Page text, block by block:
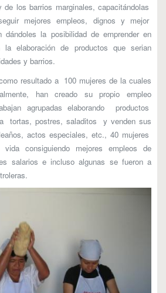
los barrios marginales, capacitándolas
mejores empleos, dignos y mejor
dándoles la posibilidad de emprender en
elaboración de productos que serian
y barrios.
resultado a 100 mujeres de la cuales
han creado su propio empleo
agrupadas elaborando productos
tortas, postres, saladitos y venden sus
actos especiales, etc., 40 mujeres
consiguiendo mejores empleos de
salarios e incluso algunas se fueron a